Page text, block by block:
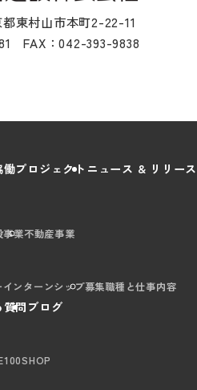
東村山市本町2-22-11
FAX：042-393-9838
働プロジェクト ニュース & リリース
事業不動産事業
インターンシップ募集職種と仕事内容
質問 ブログ
100SHOP